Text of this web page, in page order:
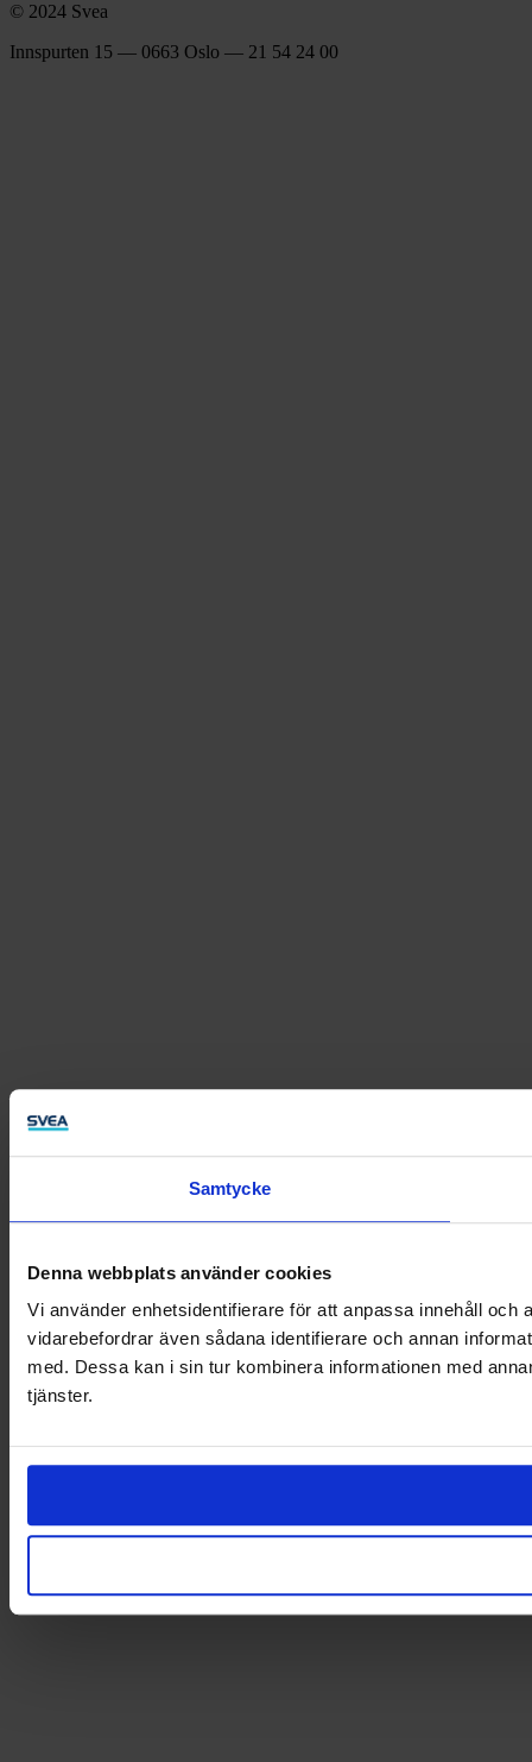
Samtycke
Denna webbplats använder cookies
Vi använder enhetsidentifierare för att anpassa innehåll
vidarebefordrar även sådana identifierare och annan
med. Dessa kan i sin tur kombinera informationen med
tjänster.
© 2024 Svea
Innspurten 15 — 0663 Oslo — 21 54 24 00